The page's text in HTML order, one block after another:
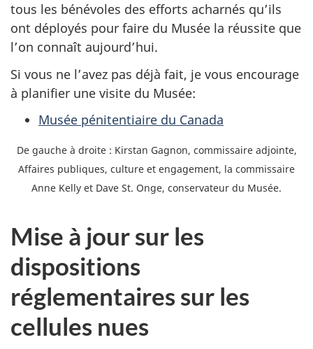
tous les bénévoles des efforts acharnés qu’ils
ont déployés pour faire du Musée la réussite que
l’on connaît aujourd’hui.
Si vous ne l’avez pas déjà fait, je vous encourage
à planifier une visite du Musée:
Musée pénitentiaire du Canada
De gauche à droite : Kirstan Gagnon, commissaire adjointe,
Affaires publiques, culture et engagement, la commissaire
Anne Kelly et Dave St. Onge, conservateur du Musée.
Mise à jour sur les
dispositions
réglementaires sur les
cellules nues